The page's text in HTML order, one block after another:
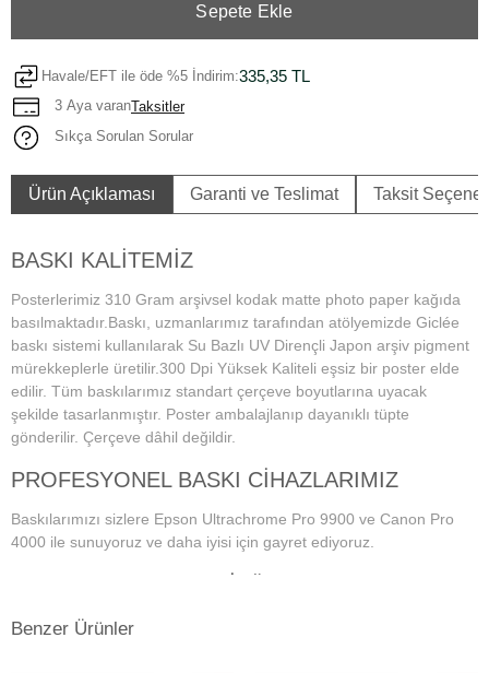
Sepete Ekle
Havale/EFT ile öde %5 İndirim:335,35 TL
3 Aya varanTaksitler
Sıkça Sorulan Sorular
Ürün Açıklaması Garanti ve Teslimat Taksit
BASKI KALİTEMİZ
Posterlerimiz 310 Gram arşivsel kodak matte photo paper kağıda
basılmaktadır.Baskı, uzmanlarımız tarafından atölyemizde Giclée
baskı sistemi kullanılarak Su Bazlı UV Dirençli Japon arşiv pigment
mürekkeplerle üretilir.300 Dpi Yüksek Kaliteli eşsiz bir poster elde
edilir. Tüm baskılarımız standart çerçeve boyutlarına uyacak
şekilde tasarlanmıştır. Poster ambalajlanıp dayanıklı tüpte
gönderilir. Çerçeve dâhil değildir.
PROFESYONEL BASKI CİHAZLARIMIZ
Baskılarımızı sizlere Epson Ultrachrome Pro 9900 ve Canon Pro
4000 ile sunuyoruz ve daha iyisi için gayret ediyoruz.
Benzer Ürünler